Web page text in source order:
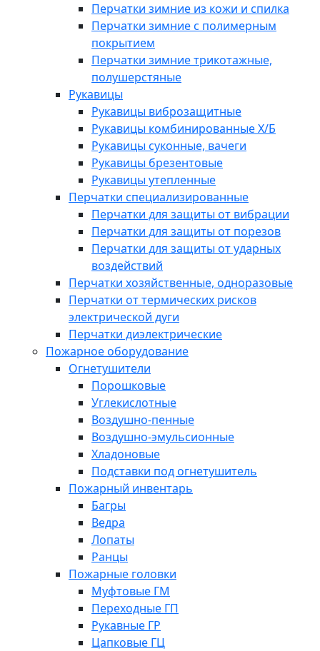
Перчатки зимние из кожи и спилка
Перчатки зимние с полимерным
покрытием
Перчатки зимние трикотажные,
полушерстяные
Рукавицы
Рукавицы виброзащитные
Рукавицы комбинированные Х/Б
Рукавицы суконные, вачеги
Рукавицы брезентовые
Рукавицы утепленные
Перчатки специализированные
Перчатки для защиты от вибрации
Перчатки для защиты от порезов
Перчатки для защиты от ударных
воздействий
Перчатки хозяйственные, одноразовые
Перчатки от термических рисков
электрической дуги
Перчатки диэлектрические
Пожарное оборудование
Огнетушители
Порошковые
Углекислотные
Воздушно-пенные
Воздушно-эмульсионные
Хладоновые
Подставки под огнетушитель
Пожарный инвентарь
Багры
Ведра
Лопаты
Ранцы
Пожарные головки
Муфтовые ГМ
Переходные ГП
Рукавные ГР
Цапковые ГЦ